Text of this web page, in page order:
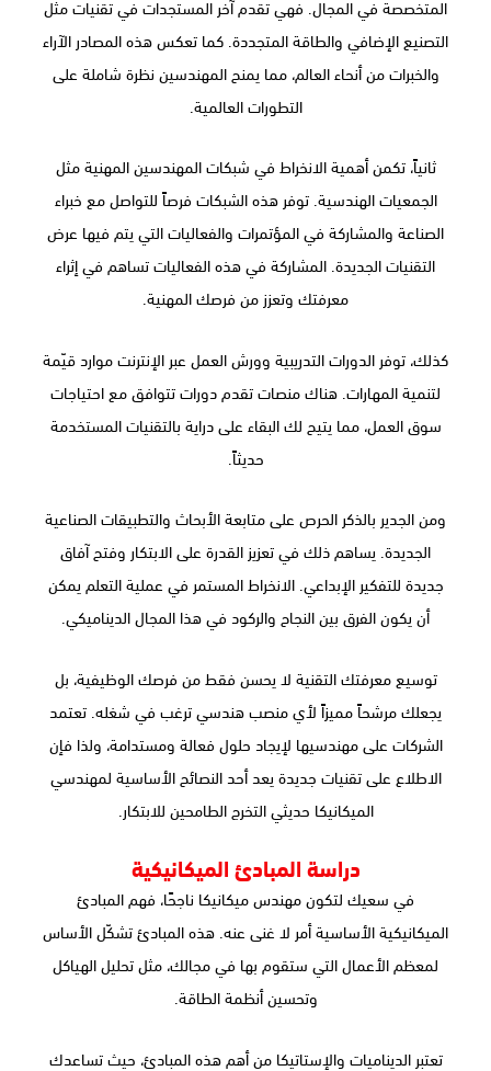
المتخصصة في المجال. فهي تقدم آخر المستجدات في تقنيات مثل
التصنيع الإضافي والطاقة المتجددة. كما تعكس هذه المصادر الآراء
والخبرات من أنحاء العالم، مما يمنح المهندسين نظرة شاملة على
التطورات العالمية.
ثانياً، تكمن أهمية الانخراط في شبكات المهندسين المهنية مثل
الجمعيات الهندسية. توفر هذه الشبكات فرصاً للتواصل مع خبراء
الصناعة والمشاركة في المؤتمرات والفعاليات التي يتم فيها عرض
التقنيات الجديدة. المشاركة في هذه الفعاليات تساهم في إثراء
معرفتك وتعزز من فرصك المهنية.
كذلك، توفر الدورات التدريبية وورش العمل عبر الإنترنت موارد قيّمة
لتنمية المهارات. هناك منصات تقدم دورات تتوافق مع احتياجات
سوق العمل، مما يتيح لك البقاء على دراية بالتقنيات المستخدمة
حديثاً.
ومن الجدير بالذكر الحرص على متابعة الأبحاث والتطبيقات الصناعية
الجديدة. يساهم ذلك في تعزيز القدرة على الابتكار وفتح آفاق
جديدة للتفكير الإبداعي. الانخراط المستمر في عملية التعلم يمكن
أن يكون الفرق بين النجاح والركود في هذا المجال الديناميكي.
توسيع معرفتك التقنية لا يحسن فقط من فرصك الوظيفية، بل
يجعلك مرشحاً مميزاً لأي منصب هندسي ترغب في شغله. تعتمد
الشركات على مهندسيها لإيجاد حلول فعالة ومستدامة، ولذا فإن
الاطلاع على تقنيات جديدة يعد أحد النصائح الأساسية لمهندسي
الميكانيكا حديثي التخرج الطامحين للابتكار.
دراسة المبادئ الميكانيكية
في سعيك لتكون مهندس ميكانيكا ناجحًا، فهم المبادئ
الميكانيكية الأساسية أمر لا غنى عنه. هذه المبادئ تشكّل الأساس
لمعظم الأعمال التي ستقوم بها في مجالك، مثل تحليل الهياكل
وتحسين أنظمة الطاقة.
تعتبر الديناميات والإستاتيكا من أهم هذه المبادئ، حيث تساعدك